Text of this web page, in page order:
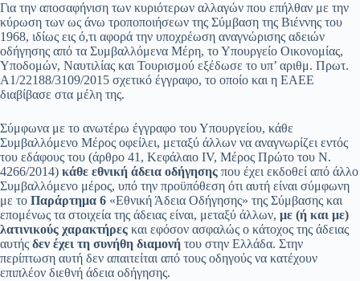
Για την αποσαφήνιση των κυριότερων αλλαγών που επήλθαν με την
κύρωση των ως άνω τροποποιήσεων της Σύμβαση της Βιέννης του
1968, ιδίως εις ό,τι αφορά την υποχρέωση αναγνώρισης αδειών
οδήγησης από τα Συμβαλλόμενα Μέρη, το Υπουργείο Οικονομίας,
Υποδομών, Ναυτιλίας και Τουρισμού εξέδωσε το υπ’ αριθμ. Πρωτ.
Α1/22188/3109/2015 σχετικό έγγραφο, το οποίο και η ΕΑΕΕ
διαβίβασε στα μέλη της.
Σύμφωνα με το ανωτέρω έγγραφο του Υπουργείου, κάθε
Συμβαλλόμενο Μέρος οφείλει, μεταξύ άλλων να αναγνωρίζει εντός
του εδάφους του (άρθρο 41, Κεφάλαιο IV, Μέρος Πρώτο του Ν.
4266/2014) κάθε εθνική άδεια οδήγησης που έχει εκδοθεί από άλλο
Συμβαλλόμενο μέρος, υπό την προϋπόθεση ότι αυτή είναι σύμφωνη
με το Παράρτημα 6 «Εθνική Άδεια Οδήγησης» της Σύμβασης και
επομένως τα στοιχεία της άδειας είναι, μεταξύ άλλων, με (ή και με)
λατινικούς χαρακτήρες και εφόσον ασφαλώς ο κάτοχος της άδειας
αυτής δεν έχει τη συνήθη διαμονή του στην Ελλάδα. Στην
περίπτωση αυτή δεν απαιτείται από τους οδηγούς να κατέχουν
επιπλέον διεθνή άδεια οδήγησης.